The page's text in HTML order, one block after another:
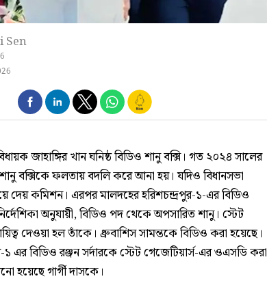
Sen
জাহাঙ্গির খান ঘনিষ্ঠ বিডিও শানু বক্সি। গত ২০২৪ সালের
বক্সিকে ফলতায় বদলি করে আনা হয়। যদিও বিধানসভা
দেয় কমিশন। এরপর মালদহের হরিশচন্দ্রপুর-১-এর বিডিও
অনুযায়ী, বিডিও পদ থেকে অপসারিত শানু। স্টেট
দেওয়া হল তাঁকে। ধ্রুবাশিস সামন্তকে বিডিও করা হয়েছে।
এর বিডিও রঞ্জন সর্দারকে স্টেট গেজেটিয়ার্স-এর ওএসডি করা
হয়েছে গার্গী দাসকে।